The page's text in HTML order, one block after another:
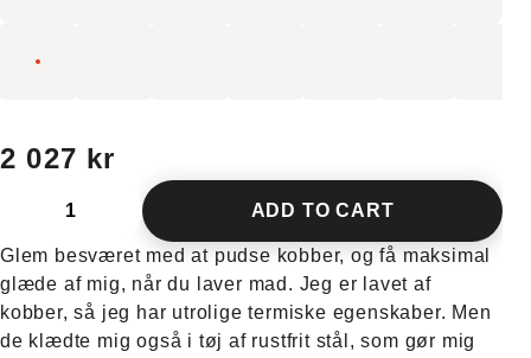
2 027 kr
ADD TO CART
Glem besværet med at pudse kobber, og få maksimal
glæde af mig, når du laver mad. Jeg er lavet af
kobber, så jeg har utrolige termiske egenskaber. Men
de klædte mig også i tøj af rustfrit stål, som gør mig